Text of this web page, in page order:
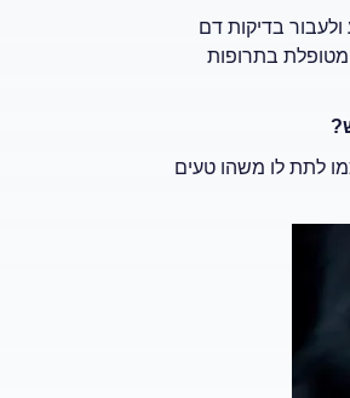
בדיקות דם
בתרופות
לתת לו משהו טעים